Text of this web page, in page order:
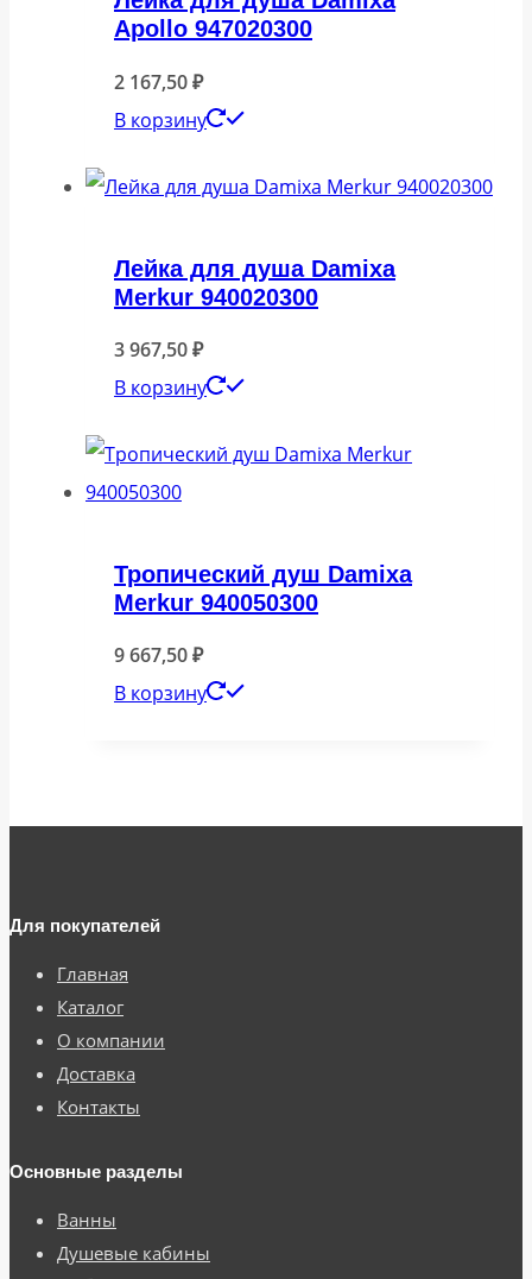
Apollo 947020300
2 167,50₽
В корзину
Лейка для душа Damixa
Merkur 940020300
3 967,50₽
В корзину
Тропический душ Damixa
Merkur 940050300
9 667,50₽
В корзину
Для покупателей
Главная
Каталог
О компании
Доставка
Контакты
Основные разделы
Ванны
Душевые кабины